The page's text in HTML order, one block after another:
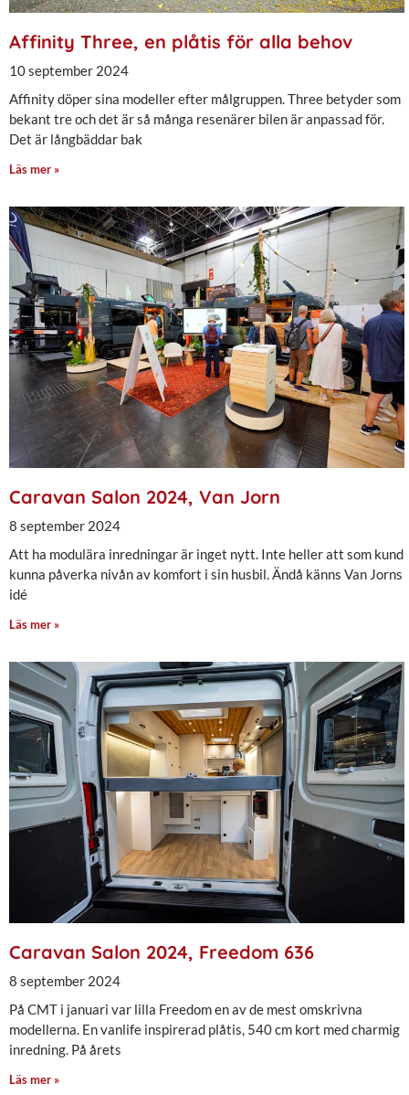
Affinity Three, en plåtis för alla behov
10 september 2024
Affinity döper sina modeller efter målgruppen. Three betyder som
bekant tre och det är så många resenärer bilen är anpassad för.
Det är långbäddar bak
Läs mer »
Caravan Salon 2024, Van Jorn
8 september 2024
Att ha modulära inredningar är inget nytt. Inte heller att som kund
kunna påverka nivån av komfort i sin husbil. Ändå känns Van Jorns
idé
Läs mer »
Caravan Salon 2024, Freedom 636
8 september 2024
På CMT i januari var lilla Freedom en av de mest omskrivna
modellerna. En vanlife inspirerad plåtis, 540 cm kort med charmig
inredning. På årets
Läs mer »